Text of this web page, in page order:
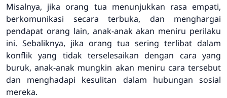
Misalnya, jika orang tua menunjukkan rasa empati,
berkomunikasi secara terbuka, dan menghargai
pendapat orang lain, anak-anak akan meniru perilaku
ini. Sebaliknya, jika orang tua sering terlibat dalam
konflik yang tidak terselesaikan dengan cara yang
buruk, anak-anak mungkin akan meniru cara tersebut
dan menghadapi kesulitan dalam hubungan sosial
mereka.